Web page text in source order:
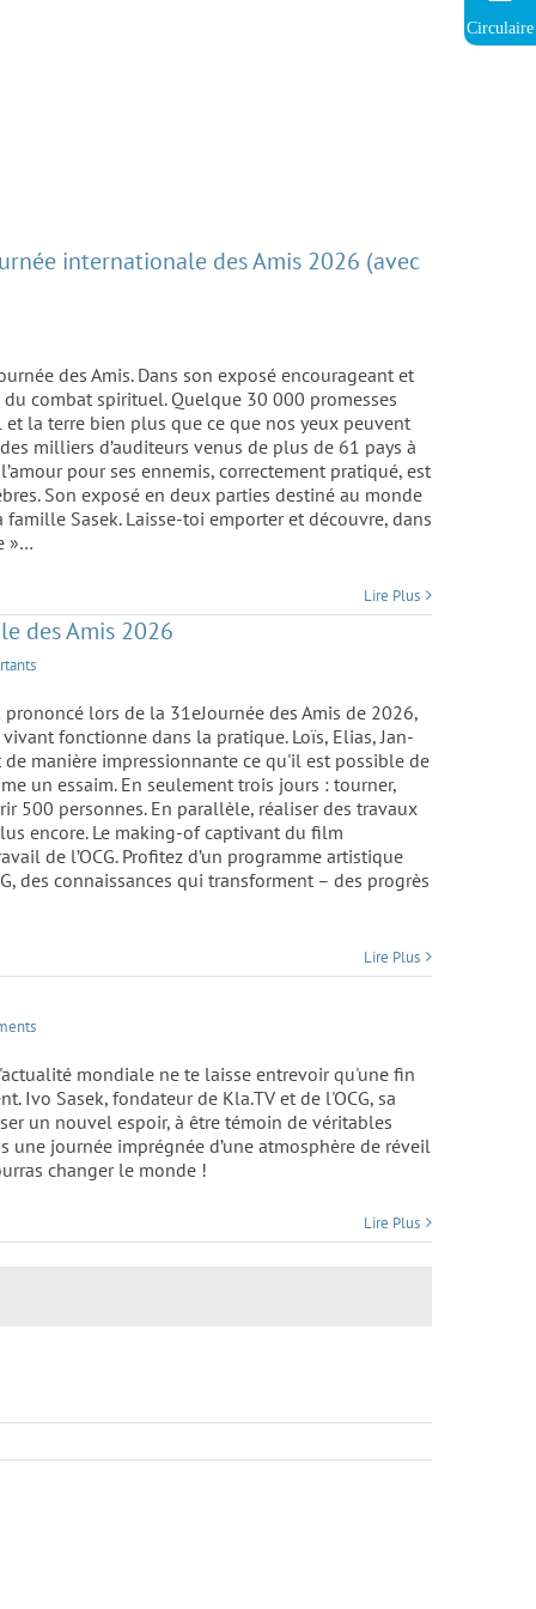
internationale des Amis 2026 (avec
des Amis. Dans son exposé encourageant et
combat spirituel. Quelque 30 000 promesses
la terre bien plus que ce que nos yeux peuvent
milliers d’auditeurs venus de plus de 61 pays à
pour ses ennemis, correctement pratiqué, est
Son exposé en deux parties destiné au monde
Sasek. Laisse-toi emporter et découvre, dans
»…
Lire Plus
des Amis 2026
lors de la 31eJournée des Amis de 2026,
fonctionne dans la pratique. Loïs, Elias, Jan-
manière impressionnante ce qu'il est possible de
un essaim. En seulement trois jours : tourner,
500 personnes. En parallèle, réaliser des travaux
encore. Le making-of captivant du film
de l’OCG. Profitez d’un programme artistique
des connaissances qui transforment – des progrès
Lire Plus
mondiale ne te laisse entrevoir qu'une fin
Ivo Sasek, fondateur de Kla.TV et de l'OCG, sa
un nouvel espoir, à être témoin de véritables
journée imprégnée d’une atmosphère de réveil
changer le monde !
Lire Plus
Circulaire